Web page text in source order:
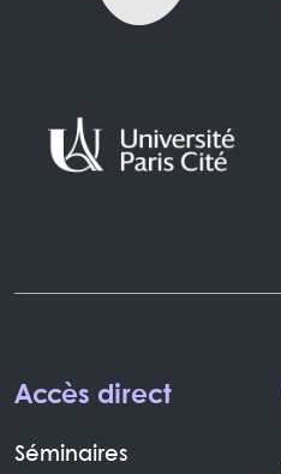
Accès direct
Séminaires